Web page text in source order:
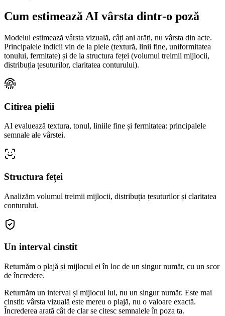
Cum estimează AI vârsta dintr-o poză
Modelul estimează vârsta vizuală, câți ani arăți, nu vârsta din acte.
Principalele indicii vin de la piele (textură, linii fine, uniformitatea
tonului, fermitate) și de la structura feței (volumul treimii mijlocii,
distribuția țesuturilor, claritatea conturului).
Citirea pielii
AI evaluează textura, tonul, liniile fine și fermitatea: principalele
semnale ale vârstei.
Structura feței
Analizăm volumul treimii mijlocii, distribuția țesuturilor și claritatea
conturului.
Un interval cinstit
Returnăm o plajă și mijlocul ei în loc de un singur număr, cu un scor
de încredere.
Returnăm un interval și mijlocul lui, nu un singur număr. Este mai
cinstit: vârsta vizuală este mereu o plajă, nu o valoare exactă.
Încrederea arată cât de clar se citesc semnalele în poza ta.